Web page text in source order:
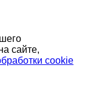
сайте,
cookie